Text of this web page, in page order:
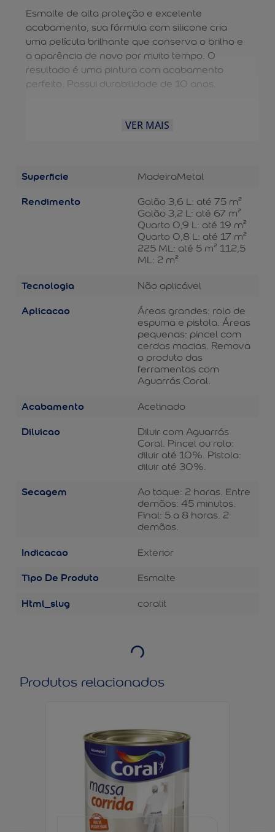
Esmalte de alta proteção e excelente
acabamento, sua fórmula com silicone cria
uma película brilhante que conserva o brilho e
a aparência de novo por muito tempo. O
resultado é uma pintura com acabamento
perfeito. Possui durabilidade de 10 anos.
VER MAIS
Superficie MadeiraMetal
Rendimento
Galão 3,6 L: até 75 m²
Galão 3,2 L: até 67 m²
Quarto 0,9 L: até 19 m²
Quarto 0,8 L: até 17 m²
225 ML: até 5 m² 112,5
ML: 2 m²
Tecnologia Não aplicável
Aplicacao
Áreas grandes: rolo de
espuma e pistola. Áreas
pequenas: pincel com
cerdas macias. Remova
o produto das
ferramentas com
Aguarrás Coral.
Acabamento Acetinado
Diluicao
Diluir com Aguarrás
Coral. Pincel ou rolo:
diluir até 10%. Pistola:
diluir até 30%.
Secagem
Ao toque: 2 horas. Entre
demãos: 45 minutos.
Final: 5 a 8 horas. 2
demãos.
Indicacao Exterior
Tipo De Produto Esmalte
Html_slug coralit
Produtos relacionados